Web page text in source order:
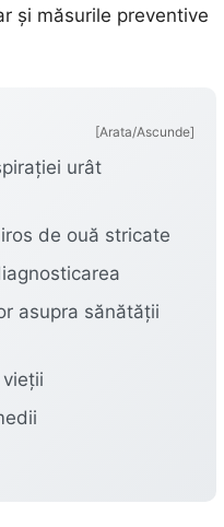
și măsurile preventive
[Arata/Ascunde]
urât
de ouă stricate
asupra sănătății